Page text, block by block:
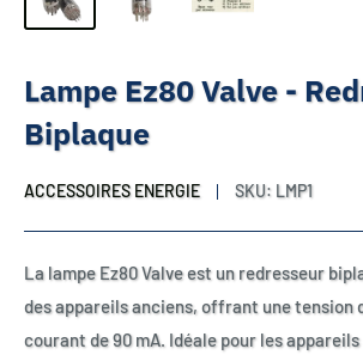
Lampe Ez80 Valve -
Biplaque
ACCESSOIRES ENERGIE SKU: LMP1
La lampe Ez80 Valve est un redresseur
des appareils anciens, offrant une tension
courant de 90 mA. Idéale pour les